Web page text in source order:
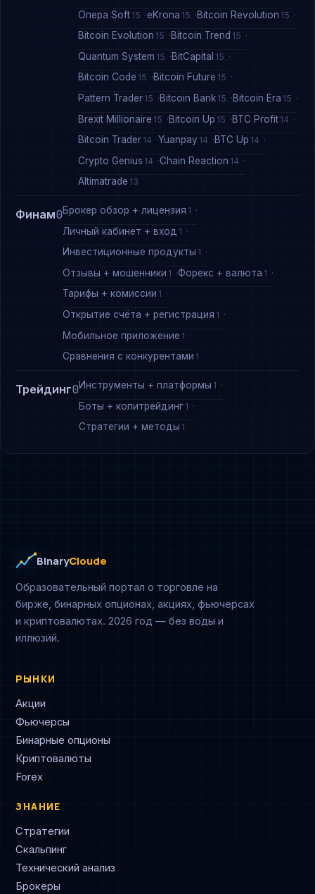
Опера Soft 15 eKrona 15 Bitcoin Revolution 15
Bitcoin Evolution 15 Bitcoin Trend 15
Quantum System 15 BitCapital 15
Bitcoin Code 15 Bitcoin Future 15
Pattern Trader 15 Bitcoin Bank 15 Bitcoin Era 15
Brexit Millionaire 15 Bitcoin Up 15 BTC Profit 14
Bitcoin Trader 14 Yuanpay 14 BTC Up 14
Crypto Genius 14 Chain Reaction 14
Altimatrade 13
Финам0Брокер обзор + лицензия 1
Личный кабинет + вход 1
Инвестиционные продукты 1
Отзывы + мошенники 1 Форекс + валюта 1
Тарифы + комиссии 1
Открытие счёта + регистрация 1
Мобильное приложение 1
Сравнения с конкурентами 1
Трейдинг0Инструменты + платформы 1
Боты + копитрейдинг 1
Стратегии + методы 1
BinaryCloude
Образовательный портал о торговле на
бирже, бинарных опционах, акциях, фьючерсах
и криптовалютах. 2026 год — без воды и
иллюзий.
РЫНКИ
Акции
Фьючерсы
Бинарные опционы
Криптовалюты
Forex
ЗНАНИЕ
Стратегии
Скальпинг
Технический анализ
Брокеры